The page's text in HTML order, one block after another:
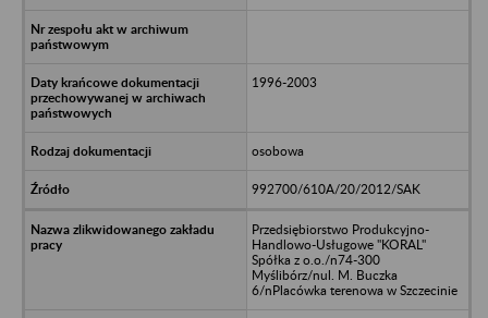
1996-2003
osobowa
992700/610A/20/2012/SAK
Przedsiębiorstwo Produkcyjno-
Handlowo-Usługowe "KORAL"
Spółka z o.o./n74-300
Myślibórz/nul. M. Buczka
6/nPlacówka terenowa w Szczecinie